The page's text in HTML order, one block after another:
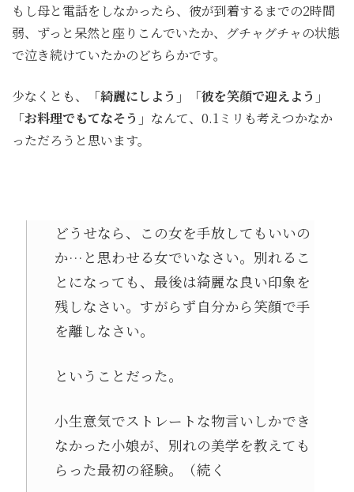
もし母と電話をしなかったら、彼が到着するまでの2時間
弱、ずっと呆然と座りこんでいたか、グチャグチャの状態
で泣き続けていたかのどちらかです。
少なくとも、
「綺麗にしよう」「彼を笑顔で迎えよう」
「お料理でもてなそう」 なんて、0.1ミリも考えつかなか
っただろうと思います。
どうせなら、この女を手放してもいいの
か…と思わせる女でいなさい。別れるこ
とになっても、最後は綺麗な良い印象を
残しなさい。すがらず自分から笑顔で手
を離しなさい。
ということだった。
小生意気でストレートな物言いしかでき
なかった小娘が、別れの美学を教えても
らった最初の経験。（続く